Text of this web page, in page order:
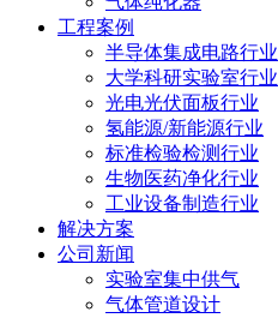
工程案例
半导体集成电路行业
大学科研实验室行业
光电光伏面板行业
氢能源/新能源行业
标准检验检测行业
生物医药净化行业
工业设备制造行业
解决方案
公司新闻
实验室集中供气
气体管道设计